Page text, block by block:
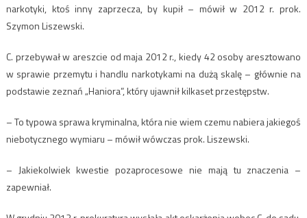
narkotyki, ktoś inny zaprzecza, by kupił – mówił w 2012 r. prok.
Szymon Liszewski.
C. przebywał w areszcie od maja 2012 r., kiedy 42 osoby aresztowano
w sprawie przemytu i handlu narkotykami na dużą skalę – głównie na
podstawie zeznań „Haniora”, który ujawnił kilkaset przestępstw.
– To typowa sprawa kryminalna, która nie wiem czemu nabiera jakiegoś
niebotycznego wymiaru – mówił wówczas prok. Liszewski.
– Jakiekolwiek kwestie pozaprocesowe nie mają tu znaczenia –
zapewniał.